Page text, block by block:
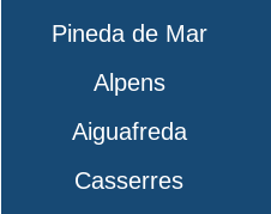
Pineda de Mar
Alpens
Aiguafreda
Casserres